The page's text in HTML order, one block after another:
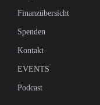
Finanzübersicht
Spenden
Kontakt
EVENTS
Podcast